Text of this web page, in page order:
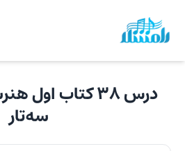
درس ۳۸ کتاب اول هنرستان
سه‌تار